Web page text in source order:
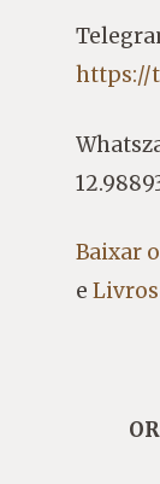
https://
Baixar
e